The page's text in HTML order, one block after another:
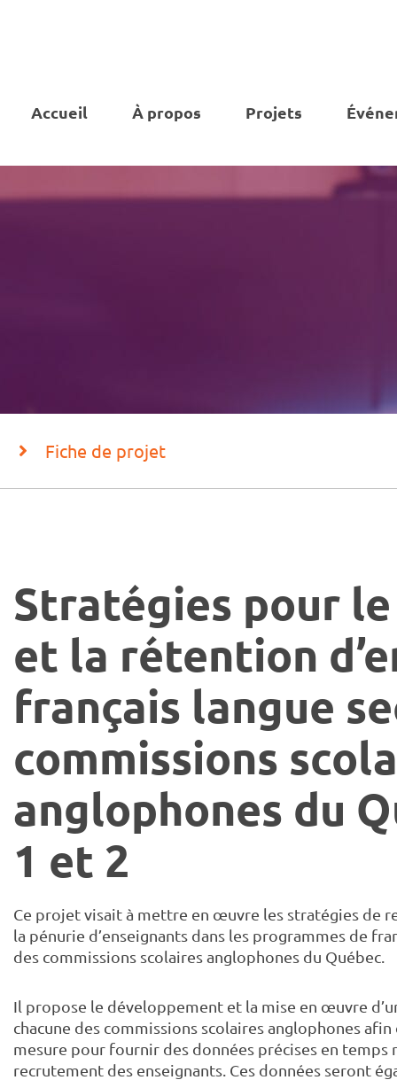
Accueil À propos Projets
Fiche de projet
Stratégies pour
et la rétention
français langue
commissions
anglophones du
1 et 2
Ce projet visait à mettre en œuvre les stratégies de
la pénurie d’enseignants dans les programmes de
des commissions scolaires anglophones du Québec.
Il propose le développement et la mise en œuvre
chacune des commissions scolaires anglophones
mesure pour fournir des données précises en
recrutement des enseignants. Ces données seront